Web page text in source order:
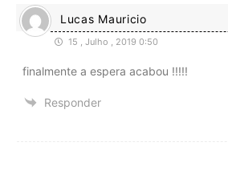
Lucas Mauricio
15 , Julho , 2019 0:50
finalmente a espera acabou !!!!!
Responder